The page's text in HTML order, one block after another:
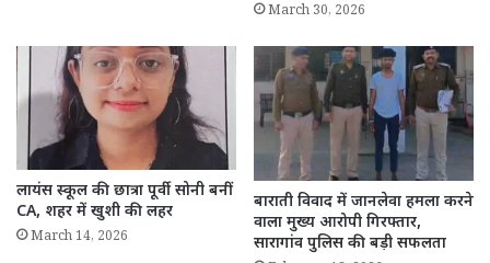
March 30, 2026
लायंस स्कूल की छात्रा पूर्वी सोनी बनीं
CA, शहर में खुशी की लहर
March 14, 2026
बाराती विवाद में जानलेवा हमला करने
वाला मुख्य आरोपी गिरफ्तार,
सारागांव पुलिस की बड़ी सफलता